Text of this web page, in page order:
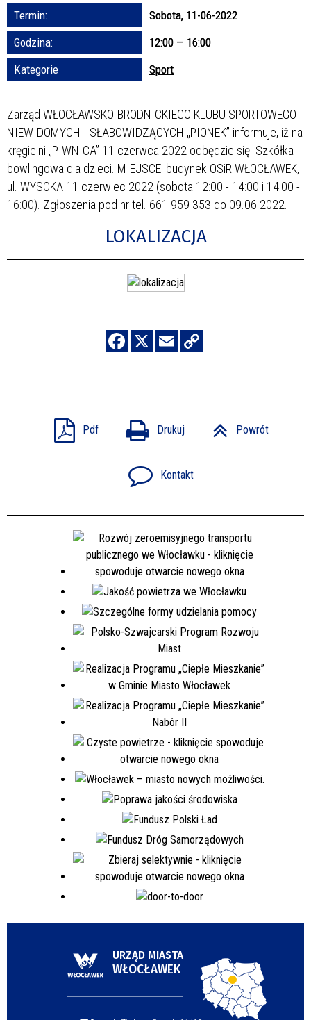
Promowane
Termin:
Sobota, 11-06-2022
Godzina:
12:00 — 16:00
Kategorie
Sport
Zarząd WŁOCŁAWSKO-BRODNICKIEGO KLUBU SPORTOWEGO
NIEWIDOMYCH I SŁABOWIDZĄCYCH „PIONEK” informuje, iż na
kręgielni „PIWNICA” 11 czerwca 2022 odbędzie się Szkółka
bowlingowa dla dzieci. MIEJSCE: budynek OSiR WŁOCŁAWEK,
ul. WYSOKA 11 czerwiec 2022 (sobota 12:00 - 14:00 i 14:00 -
16:00). Zgłoszenia pod nr tel. 661 959 353 do 09.06.2022.
LOKALIZACJA
Pdf Drukuj Powrót
Kontakt
URZĄD MIASTA
WŁOCŁAWEK